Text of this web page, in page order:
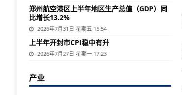
郑州航空港区上半年地区生产总值（GDP）同
比增长13.2%
2026年7月31日 星期五 15:54
上半年开封市CPI稳中有升
2026年7月27日 星期一 17:23
产业